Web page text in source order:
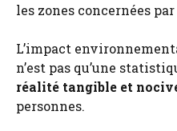
les zones concernées
L’impact
n’est pas qu’une
réalité tangible et
personnes.